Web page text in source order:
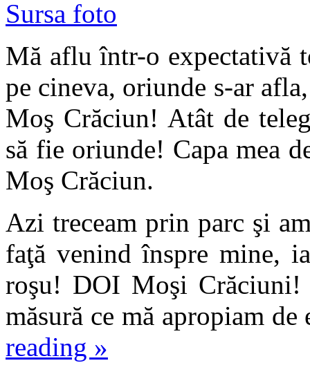
Sursa foto
Mă aflu într-o expectativă
pe cineva, oriunde s-ar
Moş Crăciun! Atât de
să fie oriunde! Capa mea
Moş Crăciun.
Azi treceam prin parc şi
faţă venind înspre mine,
roşu! DOI Moşi
măsură ce mă apropiam
reading »